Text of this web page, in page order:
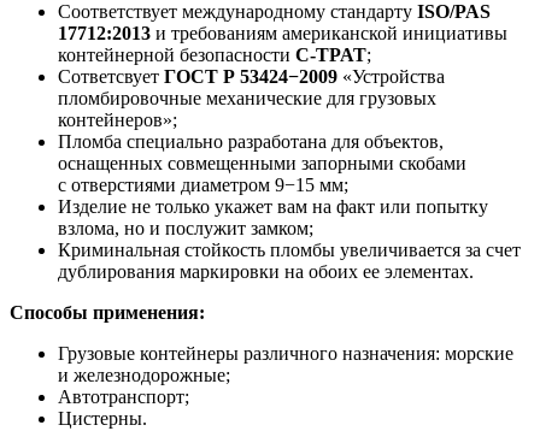
Соответствует международному стандарту ISO/PAS
17712:2013 и требованиям американской инициативы
контейнерной безопасности C-TPAT;
Сответсвует ГОСТ Р 53424−2009 «Устройства
пломбировочные механические для грузовых
контейнеров»;
Пломба специально разработана для объектов,
оснащенных совмещенными запорными скобами
с отверстиями диаметром 9−15 мм;
Изделие не только укажет вам на факт или попытку
взлома, но и послужит замком;
Криминальная стойкость пломбы увеличивается за счет
дублирования маркировки на обоих ее элементах.
Способы применения:
Грузовые контейнеры различного назначения: морские
и железнодорожные;
Автотранспорт;
Цистерны.